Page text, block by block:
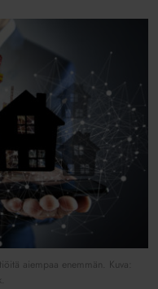
aiempaa enemmän. Kuva: